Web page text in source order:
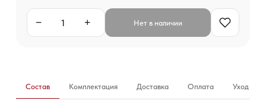
− + Нет в наличии
Состав Комплектация Доставка Оплата Уход за